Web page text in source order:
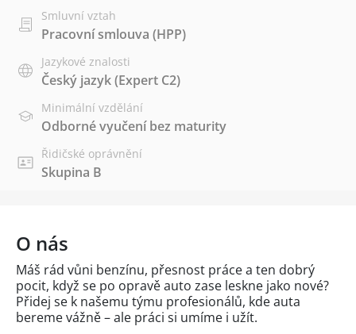
Smluvní vztah
Pracovní smlouva (HPP)
Jazykové znalosti
Český jazyk(Expert C2)
Minimální vzdělání
Odborné vyučení bez maturity
Řidičské oprávnění
Skupina B
O nás
Máš rád vůni benzínu, přesnost práce a ten dobrý
pocit, když se po opravě auto zase leskne jako nové?
Přidej se k našemu týmu profesionálů, kde auta
bereme vážně – ale práci si umíme i užít.